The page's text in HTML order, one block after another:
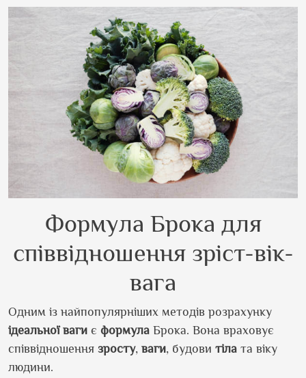
Формула Брока для
співвідношення зріст-вік-
вага
Одним із найпопулярніших методів розрахунку
ідеальної ваги є формула Брока. Вона враховує
співвідношення зросту, ваги, будови тіла та віку
людини.